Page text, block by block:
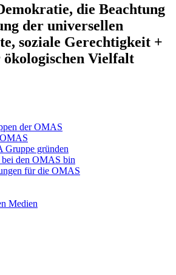
die Beachtung
der universellen
soziale Gerechtigkeit +
Vielfalt
der OMAS
Gruppe gründen
den OMAS bin
für die OMAS
Medien